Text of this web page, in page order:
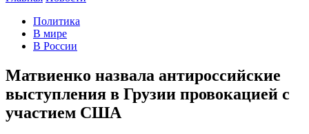
Политика
В мире
В России
Матвиенко назвала антироссийские
выступления в Грузии провокацией с
участием США